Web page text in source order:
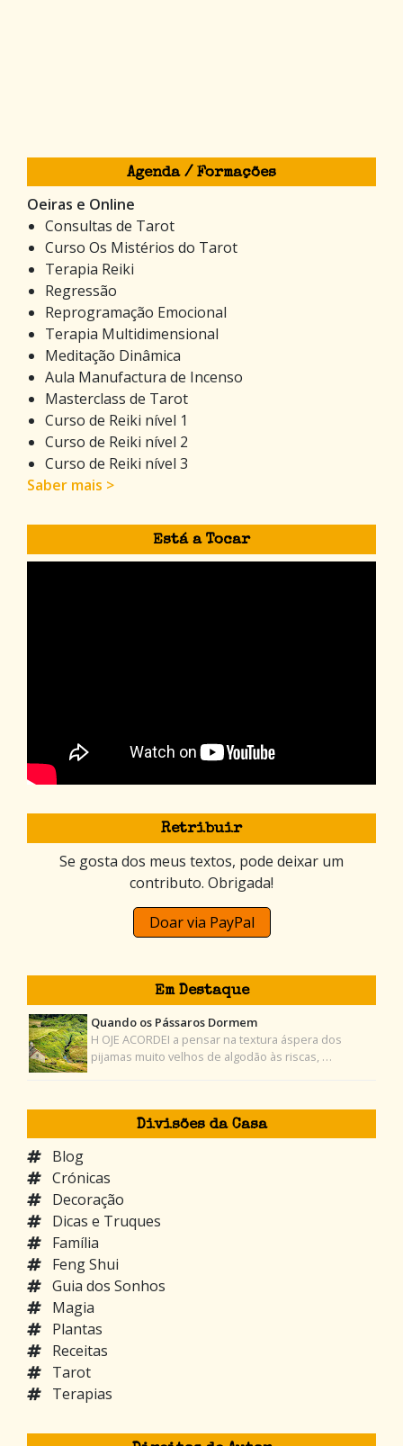
Agenda / Formações
Oeiras e Online
Consultas de Tarot
Curso Os Mistérios do Tarot
Terapia Reiki
Regressão
Reprogramação Emocional
Terapia Multidimensional
Meditação Dinâmica
Aula Manufactura de Incenso
Masterclass de Tarot
Curso de Reiki nível 1
Curso de Reiki nível 2
Curso de Reiki nível 3
Saber mais >
Está a Tocar
Retribuir
Se gosta dos meus textos, pode deixar um
contributo. Obrigada!
Doar via PayPal
Em Destaque
Quando os Pássaros Dormem
H OJE ACORDEI a pensar na textura áspera dos
pijamas muito velhos de algodão às riscas, …
Divisões da Casa
Blog
Crónicas
Decoração
Dicas e Truques
Família
Feng Shui
Guia dos Sonhos
Magia
Plantas
Receitas
Tarot
Terapias